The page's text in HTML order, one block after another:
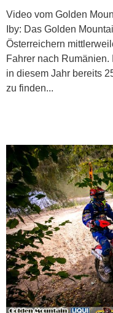
Video vom Golden
Iby: Das Golden
Österreichern
Fahrer nach
in diesem Jahr bereits
zu finden...